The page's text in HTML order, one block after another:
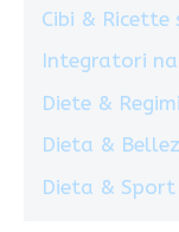
Cibi &
Integratori
Diete &
Dieta &
Dieta & Sport